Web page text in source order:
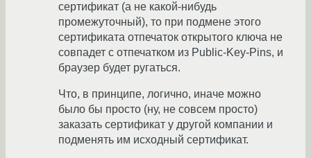
сертификат (а не какой-нибудь
промежуточный), то при подмене этого
сертификата отпечаток открытого ключа не
совпадет с отпечатком из Public-Key-Pins, и
браузер будет ругаться.
Что, в принципе, логично, иначе можно
было бы просто (ну, не совсем просто)
заказать сертификат у другой компании и
подменять им исходный сертификат.